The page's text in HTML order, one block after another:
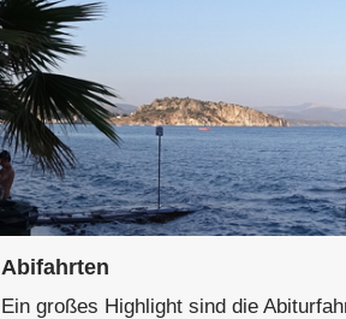
Abifahrten
Ein großes Highlight sind die